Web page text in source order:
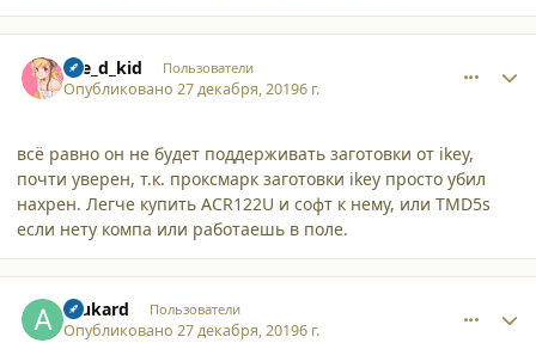
the_d_kid Пользователи
Опубликовано27 декабря, 20196 г.
всё равно он не будет поддерживать заготовки от ikey,
почти уверен, т.к. проксмарк заготовки ikey просто убил
нахрен. Легче купить ACR122U и софт к нему, или TMD5s
если нету компа или работаешь в поле.
Alukard Пользователи
Опубликовано27 декабря, 20196 г.